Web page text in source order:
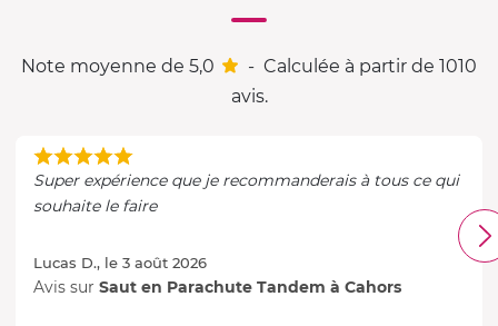
Note moyenne de 5,0 - Calculée à partir de 1010
avis.
Super expérience que je recommanderais à tous ce qui
souhaite le faire
Lucas D., le 3 août 2026
Avis sur Saut en Parachute Tandem à Cahors